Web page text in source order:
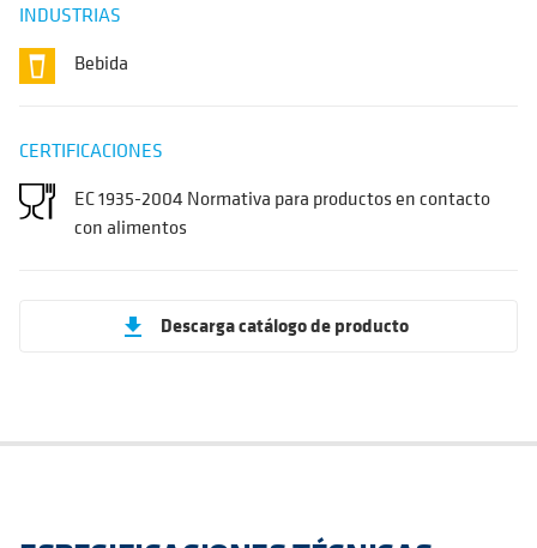
INDUSTRIAS
Bebida
CERTIFICACIONES
EC 1935-2004 Normativa para productos en contacto
con alimentos
get_app Descarga catálogo de producto